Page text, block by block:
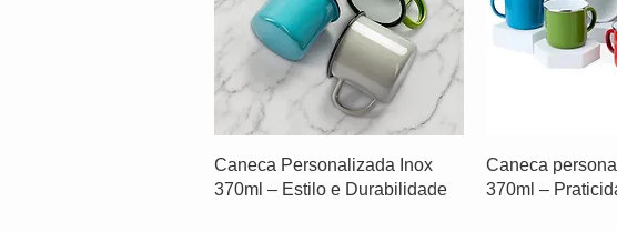
Caneca Personalizada Inox
370ml – Estilo e Durabilidade
Caneca
370ml –